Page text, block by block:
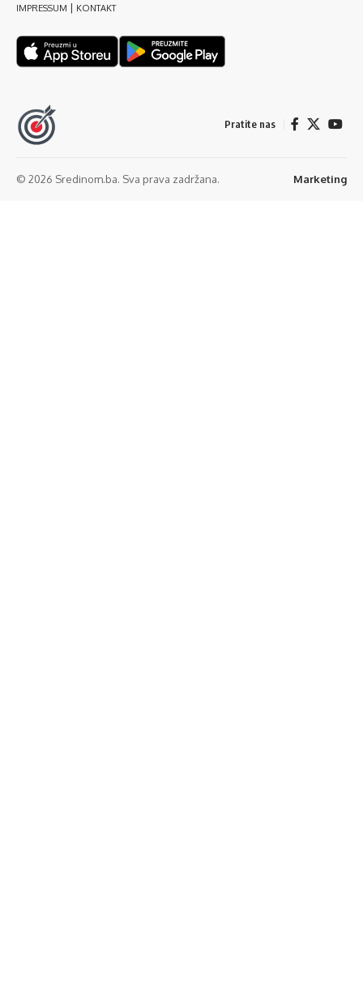
IMPRESSUM | KONTAKT
Pratite nas
© 2026 Sredinom.ba. Sva prava zadržana. Marketing